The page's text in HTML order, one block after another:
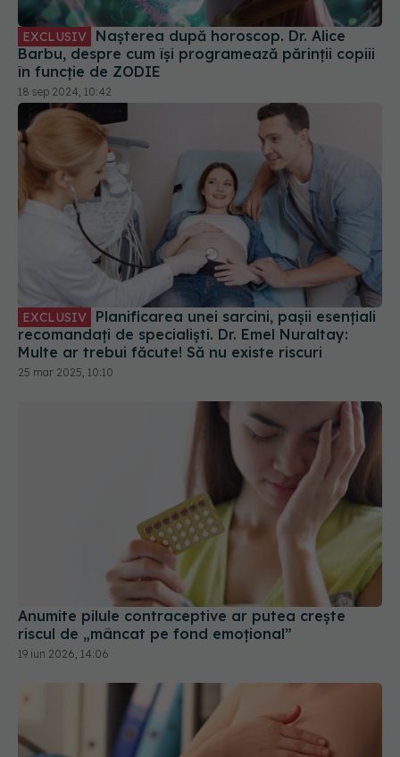
EXCLUSIV
Barbu, despre cum își programează părinții copiii
în funcție de ZODIE
18 sep 2024, 10:42
EXCLUSIV
recomandați de specialiști. Dr. Emel Nuraltay:
Multe ar trebui făcute! Să nu existe riscuri
25 mar 2025, 10:10
Anumite pilule contraceptive ar putea crește
riscul de „mâncat pe fond emoțional”
19 iun 2026, 14:06